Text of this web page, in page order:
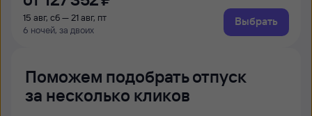
15 авг, сб — 21 авг, пт
6 ночей, за двоих
Выбрать
Поможем подобрать отпуск
за несколько кликов